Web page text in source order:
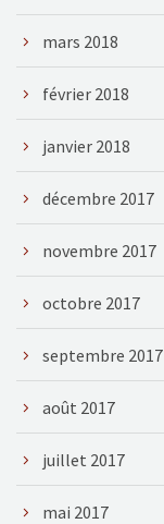
mars 2018
février 2018
janvier 2018
décembre 2017
novembre 2017
octobre 2017
septembre 2017
août 2017
juillet 2017
mai 2017